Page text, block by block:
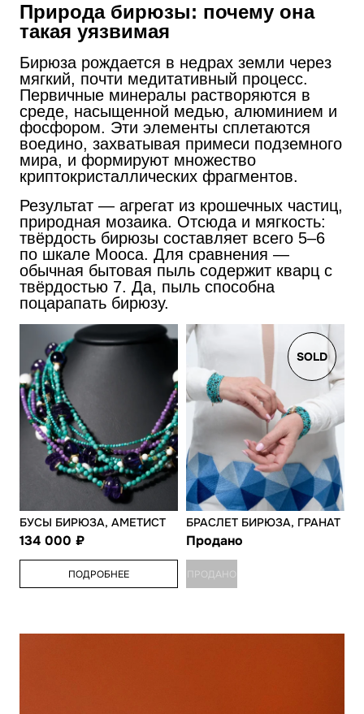
Природа бирюзы: почему она
такая уязвимая
Бирюза рождается в недрах земли через
мягкий, почти медитативный процесс.
Первичные минералы растворяются в
среде, насыщенной медью, алюминием и
фосфором. Эти элементы сплетаются
воедино, захватывая примеси подземного
мира, и формируют множество
криптокристаллических фрагментов.
Результат — агрегат из крошечных частиц,
природная мозаика. Отсюда и мягкость:
твёрдость бирюзы составляет всего 5–6
по шкале Мооса. Для сравнения —
обычная бытовая пыль содержит кварц с
твёрдостью 7. Да, пыль способна
поцарапать бирюзу.
БУСЫ БИРЮЗА, АМЕТИСТ
134 000
ПОДРОБНЕЕ
SOLD
БРАСЛЕТ БИРЮЗА, ГРАНАТ
Продано
ПРОДАНО